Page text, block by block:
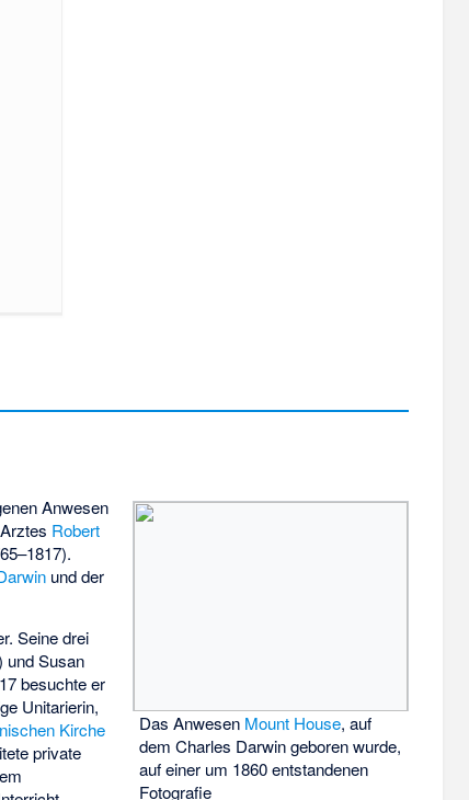
Das Anwesen Mount House, auf
dem Charles Darwin geboren wurde,
auf einer um 1860 entstandenen
Fotografie
Anwesen
Robert
und der
Seine drei
und Susan
besuchte er
Unitarierin,
Kirche
private